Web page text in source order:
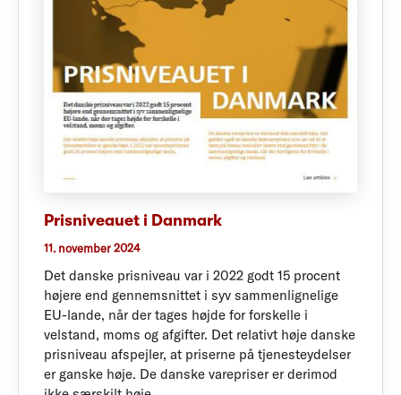
Prisniveauet i Danmark
11. november 2024
Det danske prisniveau var i 2022 godt 15 procent
højere end gennemsnittet i syv sammenlignelige
EU-lande, når der tages højde for forskelle i
velstand, moms og afgifter. Det relativt høje danske
prisniveau afspejler, at priserne på tjenesteydelser
er ganske høje. De danske varepriser er derimod